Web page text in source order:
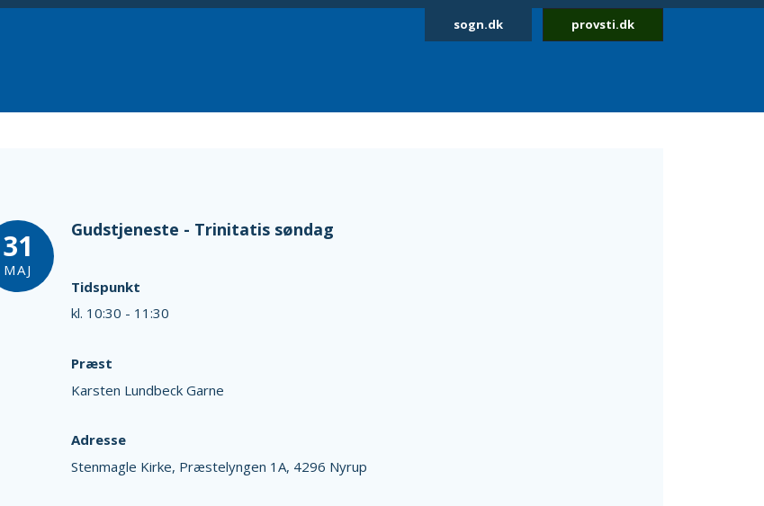
sogn.dk provsti.dk
31
MAJ
Gudstjeneste - Trinitatis søndag
Tidspunkt
kl. 10:30 - 11:30
Præst
Karsten Lundbeck Garne
Adresse
Stenmagle Kirke, Præstelyngen 1A, 4296 Nyrup